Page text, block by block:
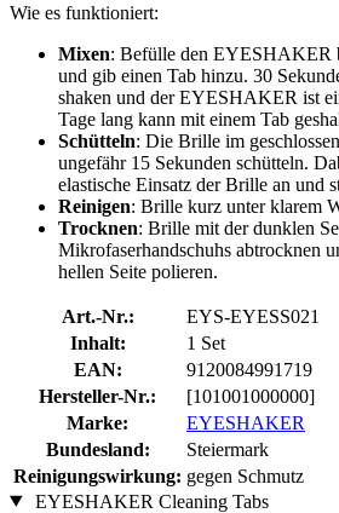
Wie es funktioniert:
Mixen: Befülle den EYESHAKER
und gib einen Tab hinzu. 30
shaken und der EYESHAKER ist
Tage lang kann mit einem Tab
Schütteln: Die Brille im
ungefähr 15 Sekunden schütteln.
elastische Einsatz der Brille an und
Reinigen: Brille kurz unter klarem
Trocknen: Brille mit der dunklen
Mikrofaserhandschuhs abtrocknen
hellen Seite polieren.
Art.-Nr.:
EYS-EYESS021
Inhalt:
1 Set
EAN:
9120084991719
Hersteller-Nr.:
[101001000000]
Marke:
EYESHAKER
Bundesland:
Steiermark
Reinigungswirkung: gegen Schmutz
EYESHAKER Cleaning Tabs